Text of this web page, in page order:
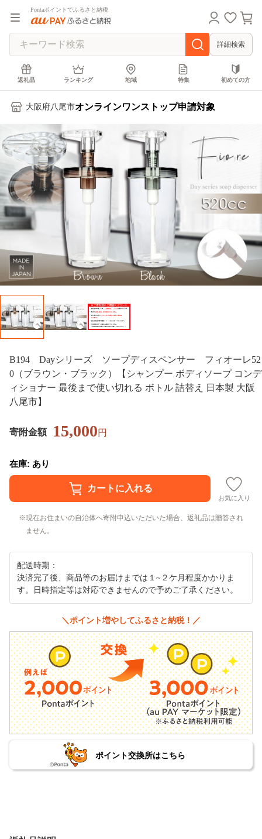
Pontaポイントでふるさと納税
詳細検索
返礼品 ランキング 地域 特集 初めての方
大阪府八尾市オンラインワンストップ申請対象
B194 Dayシリーズ ソープディスペンサー フィオーレ52
0（ブラウン・ブラック）【シャンプー ボディソープ コンデ
ィショナー 最後まで使い切れる ボトル 詰替え 日本製 大阪
八尾市】
寄附金額 15,000円
在庫: あり
お気に入り
現在お住まいの自治体へ寄附申込いただいた場合、返礼品は贈答され
ません。
配送時期：
決済完了後、商品等のお届けまでは１~２ケ月程度かかりま
す。日時指定等は対応できませんので予めご了承ください。
＼ポイント増やしてふるさと納税！／
ポイント交換所はこちら